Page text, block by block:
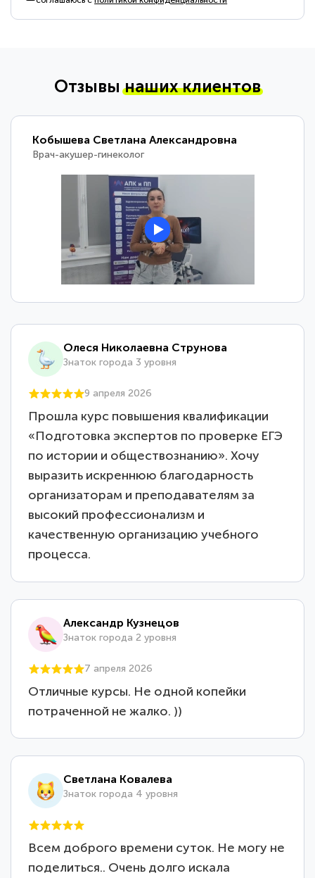
Отзывынаших клиентов
Кобышева Светлана Александровна
Врач-акушер-гинеколог
Олеся Николаевна Струнова
Знаток города 3 уровня
9 апреля 2026
Прошла курс повышения квалификации
«Подготовка экспертов по проверке ЕГЭ
по истории и обществознанию». Хочу
выразить искреннюю благодарность
организаторам и преподавателям за
высокий профессионализм и
качественную организацию учебного
процесса.
Александр Кузнецов
Знаток города 2 уровня
7 апреля 2026
Отличные курсы. Не одной копейки
потраченной не жалко. ))
Светлана Ковалева
Знаток города 4 уровня
Всем доброго времени суток. Не могу не
поделиться.. Очень долго искала